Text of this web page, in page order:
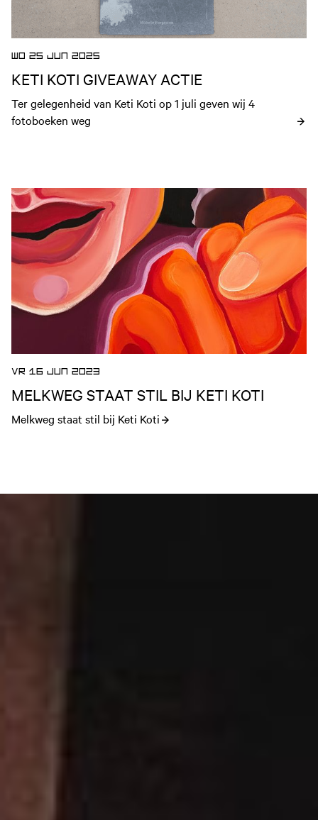
WO 25 JUN 2025
KETI KOTI GIVEAWAY ACTIE
Ter gelegenheid van Keti Koti op 1 juli geven wij 4
fotoboeken weg
Open nieuws artikel
VR 16 JUN 2023
MELKWEG STAAT STIL BIJ KETI KOTI
Melkweg staat stil bij Keti Koti